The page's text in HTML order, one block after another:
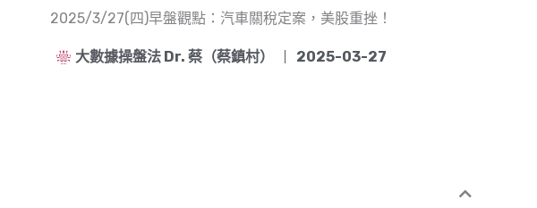
2025/3/27(四)早盤觀點：汽車關稅定案，美股重挫！
大數據操盤法 Dr. 蔡（蔡鎮村） 2025-03-27